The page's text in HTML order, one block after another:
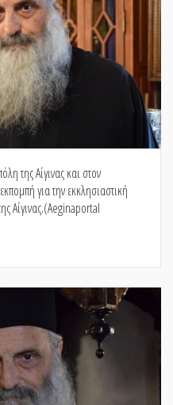
της Αίγινας και στον
για την εκκλησιαστική
Αίγινας.(Aeginaportal